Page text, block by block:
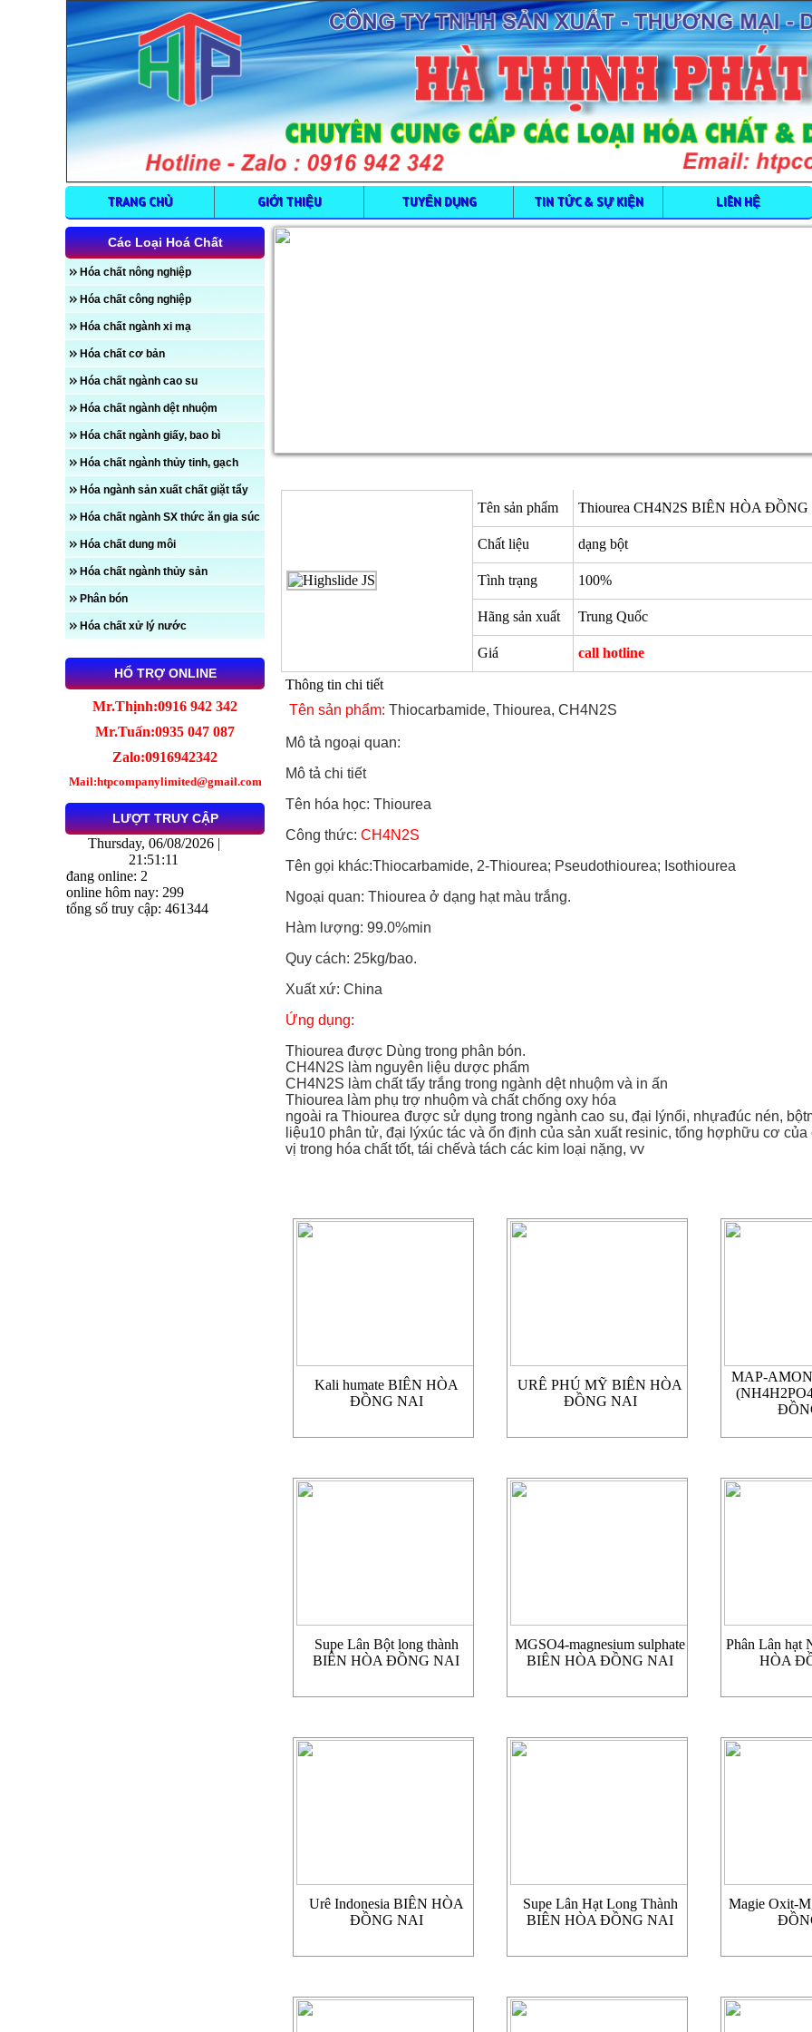
TRANG CHỦ GIỚI THIỆU TUYỂN DỤNG TIN TỨC & SỰ KIỆN LIÊN HỆ
Các Loại Hoá Chất
Hóa chất nông nghiệp
Hóa chất công nghiệp
Hóa chất ngành xi mạ
Hóa chất cơ bản
Hóa chất ngành cao su
Hóa chất ngành dệt nhuộm
Hóa chất ngành giấy, bao bì
Hóa chất ngành thủy tinh, gạch
Hóa ngành sản xuất chất giặt tẩy
Hóa chất ngành SX thức ăn gia súc
Hóa chất dung môi
Hóa chất ngành thủy sản
Phân bón
Hóa chất xử lý nước
HỔ TRỢ ONLINE
Mr.Thịnh:0916 942 342
Mr.Tuấn:0935 047 087
Zalo:0916942342
Mail:htpcompanylimited@gmail.com
LƯỢT TRUY CẬP
Thursday, 06/08/2026 |
21:51:11
đang online: 2
online hôm nay: 299
tổng số truy cập: 461344
Tên sản phẩm Thiourea CH4N2S BIÊN HÒA
Chất liệu dạng bột
Tình trạng 100%
Hãng sản xuất Trung Quốc
Giá call hotline
Thông tin chi tiết
Tên sản phẩm: Thiocarbamide, Thiourea, CH4N2S
Mô tả ngoại quan:
Mô tả chi tiết
Tên hóa học: Thiourea
Công thức: CH4N2S
Tên gọi khác:Thiocarbamide, 2-Thiourea; Pseudothiourea; Isothiourea
Ngoại quan: Thiourea ở dạng hạt màu trắng.
Hàm lượng: 99.0%min
Quy cách: 25kg/bao.
Xuất xứ: China
Ứng dụng:
Thiourea được Dùng trong phân bón.
CH4N2S làm nguyên liệu dược phẩm
CH4N2S làm chất tẩy trắng trong ngành dệt nhuộm và in ấn
Thiourea làm phụ trợ nhuộm và chất chống oxy hóa
ngoài ra Thiourea được sử dụng trong ngành cao su, đại lýnổi, nhựađúc nén,
liệu10 phân tử, đại lýxúc tác và ổn định của sản xuất resinic, tổng hợphữu cơ
vị trong hóa chất tốt, tái chếvà tách các kim loại nặng, vv
Kali humate BIÊN HÒA
ĐỒNG NAI
URÊ PHÚ MỸ BIÊN HÒA
ĐỒNG NAI
MAP-
Supe Lân Bột long thành
BIÊN HÒA ĐỒNG NAI
MGSO4-magnesium sulphate
BIÊN HÒA ĐỒNG NAI
Phân Lân hạt
HÒA
Urê Indonesia BIÊN HÒA
ĐỒNG NAI
Supe Lân Hạt Long Thành
BIÊN HÒA ĐỒNG NAI
Magie Oxit-